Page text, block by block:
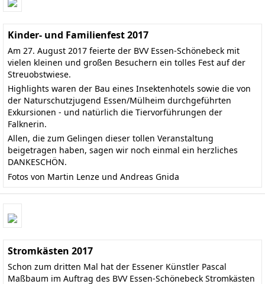
Kinder- und Familienfest 2017
Am 27. August 2017 feierte der BVV Essen-Schönebeck mit
vielen kleinen und großen Besuchern ein tolles Fest auf der
Streuobstwiese.
Highlights waren der Bau eines Insektenhotels sowie die von
der Naturschutzjugend Essen/Mülheim durchgeführten
Exkursionen - und natürlich die Tiervorführungen der
Falknerin.
Allen, die zum Gelingen dieser tollen Veranstaltung
beigetragen haben, sagen wir noch einmal ein herzliches
DANKESCHÖN.
Fotos von Martin Lenze und Andreas Gnida
Stromkästen 2017
Schon zum dritten Mal hat der Essener Künstler Pascal
Maßbaum im Auftrag des BVV Essen-Schönebeck Stromkästen